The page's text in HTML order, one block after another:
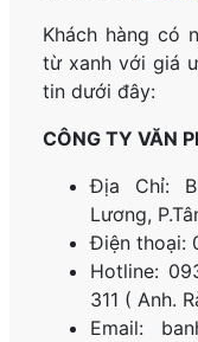
Khách hàng có
từ xanh với giá
tin dưới đây:
CÔNG TY VĂN
Địa Chỉ:
Lương, P.
Điện thoại:
Hotline:
311 ( Anh.
Email: